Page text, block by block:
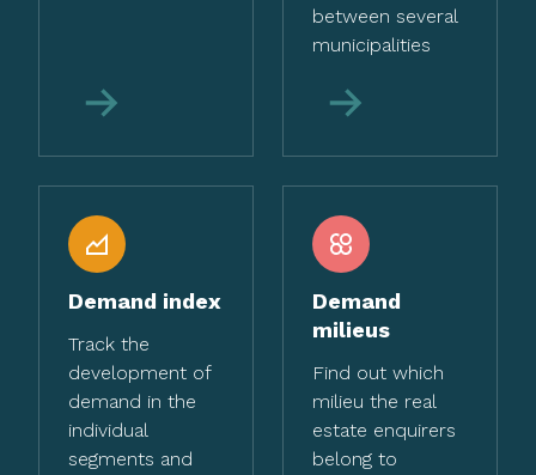
More
between several
municipalities
More
Demand index
Track the
development of
demand in the
individual
segments and
Demand
milieus
Find out which
milieu the real
estate enquirers
belong to